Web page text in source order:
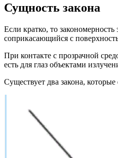
Сущность закона
Если кратко, то закономерность
соприкасающийся с
При контакте с прозрачной
есть для глаз объектами
Существует два закона,